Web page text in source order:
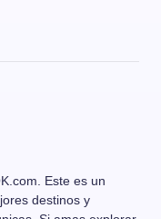
Este es un
destinos y